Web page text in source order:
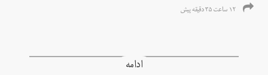
۱۲ ساعت ۳۵ دقیقه پیش
ادامه